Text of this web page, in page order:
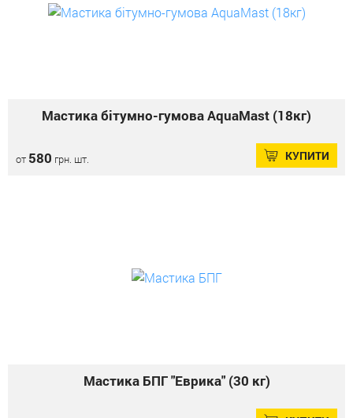
Мастика бітумно-гумова AquaMast (18кг)
от 580 грн. шт. КУПИТИ
Мастика БПГ "Еврика" (30 кг)